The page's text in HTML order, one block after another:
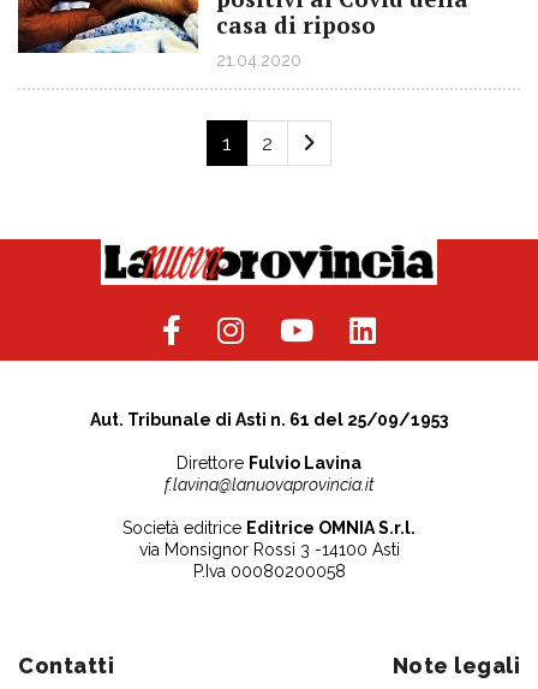
casa di riposo
21.04.2020
1 2
Aut. Tribunale di Asti n. 61 del 25/09/1953
Direttore Fulvio Lavina
f.lavina@lanuovaprovincia.it
Società editrice Editrice OMNIA S.r.l.
via Monsignor Rossi 3 -14100 Asti
P.Iva 00080200058
Contatti Note legali